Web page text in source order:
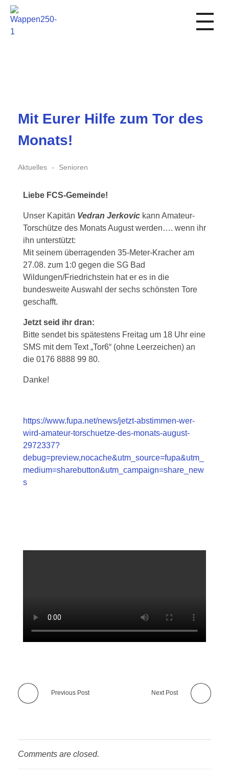
Mit Eurer Hilfe zum Tor des
Monats!
Aktuelles Senioren
Liebe FCS-Gemeinde!
Unser Kapitän Vedran Jerkovic kann Amateur-
Torschütze des Monats August werden…. wenn ihr
ihn unterstützt:
Mit seinem überragenden 35-Meter-Kracher am
27.08. zum 1:0 gegen die SG Bad
Wildungen/Friedrichstein hat er es in die
bundesweite Auswahl der sechs schönsten Tore
geschafft.
Jetzt seid ihr dran:
Bitte sendet bis spätestens Freitag um 18 Uhr eine
SMS mit dem Text „Tor6“ (ohne Leerzeichen) an
die 0176 8888 99 80.
Danke!
https://www.fupa.net/news/jetzt-abstimmen-wer-
wird-amateur-torschuetze-des-monats-august-
2972337?
debug=preview,nocache&utm_source=fupa&utm_
medium=sharebutton&utm_campaign=share_new
s
Previous Post Next Post
Comments are closed.